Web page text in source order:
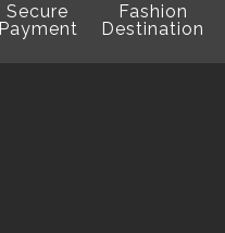
Secure
Payment
Fashion
Destination